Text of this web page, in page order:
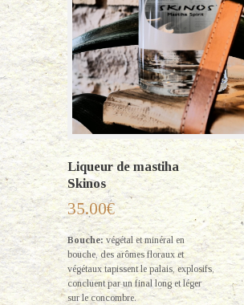
Liqueur de mastiha
Skinos
35.00€
Bouche:végétal et minéral en
bouche, des arômes floraux et
végétaux tapissent le palais, explosifs,
concluent par un final long et léger
sur le concombre.